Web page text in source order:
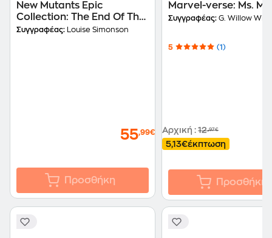
New Mutants Epic
Collection: The End Of The
Beginning
Συγγραφέας: Louise Simonson
55,99€
Προσθήκη
Marvel-verse: Ms.
Συγγραφέας: G. Willow
5 (1)
Αρχική : 12,97€
5,13€έκπτωση
Προσθήκη